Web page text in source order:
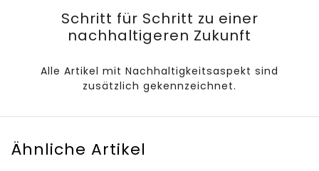
Schritt für Schritt zu einer
nachhaltigeren Zukunft
Alle Artikel mit Nachhaltigkeitsaspekt sind
zusätzlich gekennzeichnet.
Ähnliche Artikel